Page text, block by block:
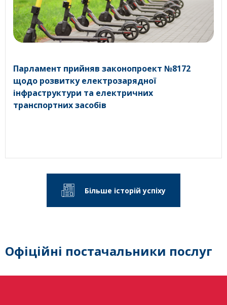
Парламент прийняв законопроект №8172
щодо розвитку електрозарядної
інфраструктури та електричних
транспортних засобів
Більше історій успіху
Офіційні постачальники послуг